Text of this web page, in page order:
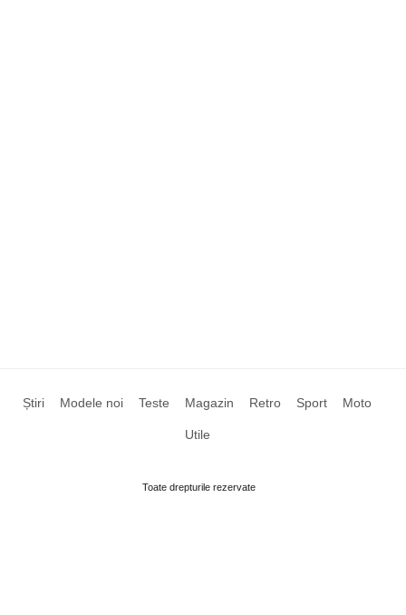
Știri Modele noi Teste Magazin Retro Sport Moto
Utile
Toate drepturile rezervate